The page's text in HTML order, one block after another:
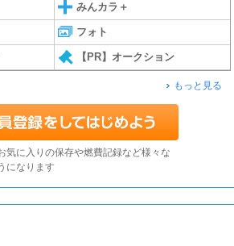
みんカラ＋
フォト
【PR】オークション
もっと見る
気に入りの保存や燃費記録など様々な
になります